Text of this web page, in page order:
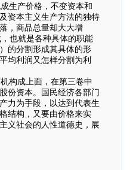
生产价格，不变资本和
资本主义生产方法的独特
，商品总量却大大增
也就是各种具体的职能
的分割形成其具体的形
均利润又怎样分割为利
构成上面，在第三卷中
份资本。国民经济各部门
力为手段，以达到代表生
结构，又要由价格来实
义社会的人性道德史，展